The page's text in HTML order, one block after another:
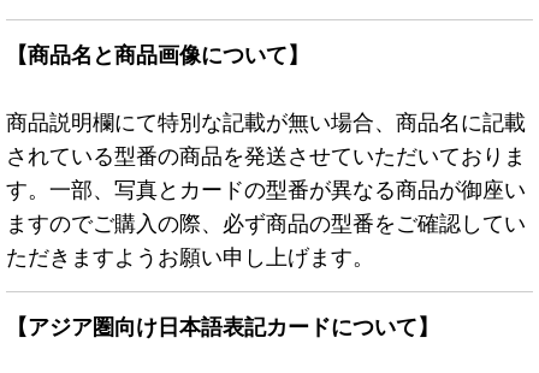
【商品名と商品画像について】
商品説明欄にて特別な記載が無い場合、商品名に記載
されている型番の商品を発送させていただいておりま
す。一部、写真とカードの型番が異なる商品が御座い
ますのでご購入の際、必ず商品の型番をご確認してい
ただきますようお願い申し上げます。
【アジア圏向け日本語表記カードについて】